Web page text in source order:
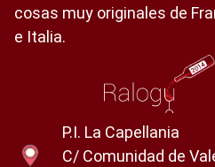
cosas muy originales de
e Italia.
P.I. La Capellania
C/ Comunidad de